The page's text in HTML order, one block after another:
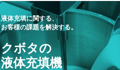
液体充填に関する、
お客様の課題を解決する。
クボタの
液体充填機